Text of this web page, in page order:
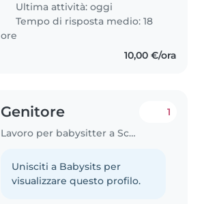
Ultima attività: oggi
Tempo di risposta medio: 18
ore
10,00 €/ora
Genitore
Lavoro per babysitter a Scafati
1
Unisciti a Babysits per
visualizzare questo profilo.